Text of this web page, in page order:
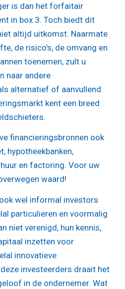
is dan het forfaitair
in box 3. Toch biedt dit
altijd uitkomst. Naarmate
de risico’s, de omvang en
toenemen, zult u
naar andere
alternatief of aanvullend.
kent een breed
financieringsbronnen ook
hypotheekbanken,
en factoring. Voor uw
waard!
ook wel informal investors
particulieren en voormalig
niet verenigd, hun kennis,
inzetten voor
innovatieve
investeerders draait het
in de ondernemer. Wat